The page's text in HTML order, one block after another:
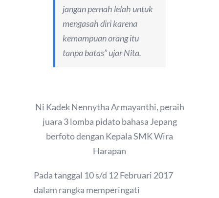
jangan pernah lelah untuk
mengasah diri karena
kemampuan orang itu
tanpa batas” ujar Nita.
Ni Kadek Nennytha Armayanthi, peraih
juara 3 lomba pidato bahasa Jepang
berfoto dengan Kepala SMK Wira
Harapan
Pada tanggal 10 s/d 12 Februari 2017
dalam rangka memperingati